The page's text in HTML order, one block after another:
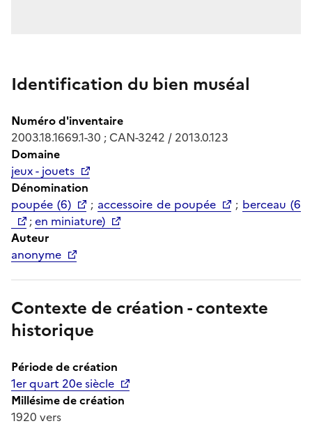
Identification du bien muséal
Numéro d'inventaire
2003.18.1669.1-30 ; CAN-3242 / 2013.0.123
Domaine
jeux - jouets
Dénomination
poupée (6)
; accessoire de poupée ; berceau (6
;en miniature)
Auteur
anonyme
Contexte de création - contexte
historique
Période de création
1er quart 20e siècle
Millésime de création
1920 vers